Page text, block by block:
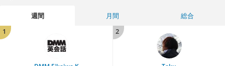
週間 月間
総合
1
2